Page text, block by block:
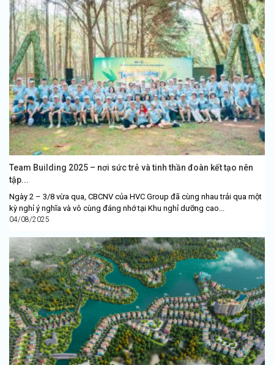
Team Building 2025 – nơi sức trẻ và tinh thần đoàn kết tạo nên
tập...
Ngày 2 – 3/8 vừa qua, CBCNV của HVC Group đã cùng nhau trải qua một
kỳ nghỉ ý nghĩa và vô cùng đáng nhớ tại Khu nghỉ dưỡng cao...
04/08/2025